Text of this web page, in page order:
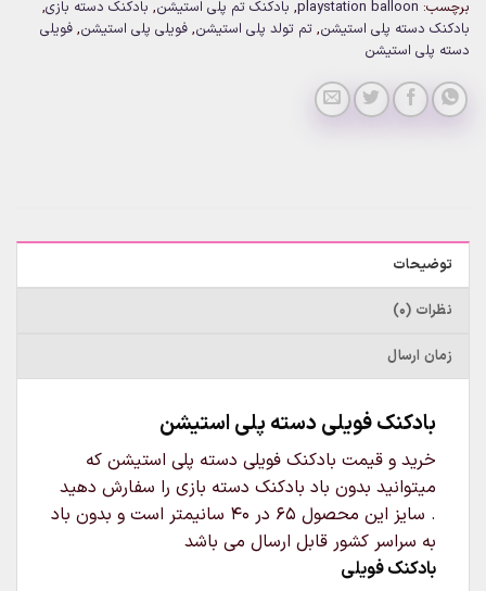
برچسب: playstation balloon
, بادکنک تم پلی استیشن, بادکنک دسته بازی,
بادکنک دسته پلی استیشن, تم تولد پلی استیشن, فویلی پلی استیشن, فویلی
دسته پلی استیشن
توضیحات
نظرات (0)
زمان ارسال
بادکنک فویلی دسته پلی استیشن
خرید و قیمت بادکنک فویلی دسته پلی استیشن که
میتوانید بدون باد بادکنک دسته بازی را سفارش دهید
. سایز این محصول 65 در 40 سانیمتر است و بدون باد
به سراسر کشور قابل ارسال می باشد
بادکنک فویلی